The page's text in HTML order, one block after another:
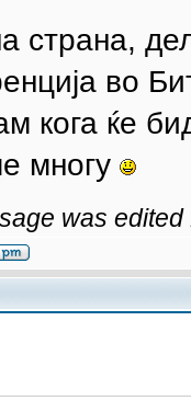
страна,
во
кога ќе
многу
was